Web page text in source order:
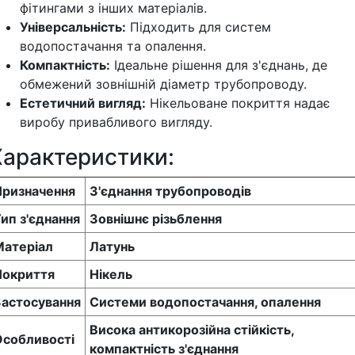
фітингами з інших матеріалів.
Універсальність: Підходить для систем
водопостачання та опалення.
Компактність: Ідеальне рішення для з'єднань, де
обмежений зовнішній діаметр трубопроводу.
Естетичний вигляд: Нікельоване покриття надає
виробу привабливого вигляду.
З'єднання трубопроводів
з'єднання
Зовнішнє різьблення
Латунь
Нікель
Системи водопостачання, опалення
Висока антикорозійна стійкість,
компактність з'єднання